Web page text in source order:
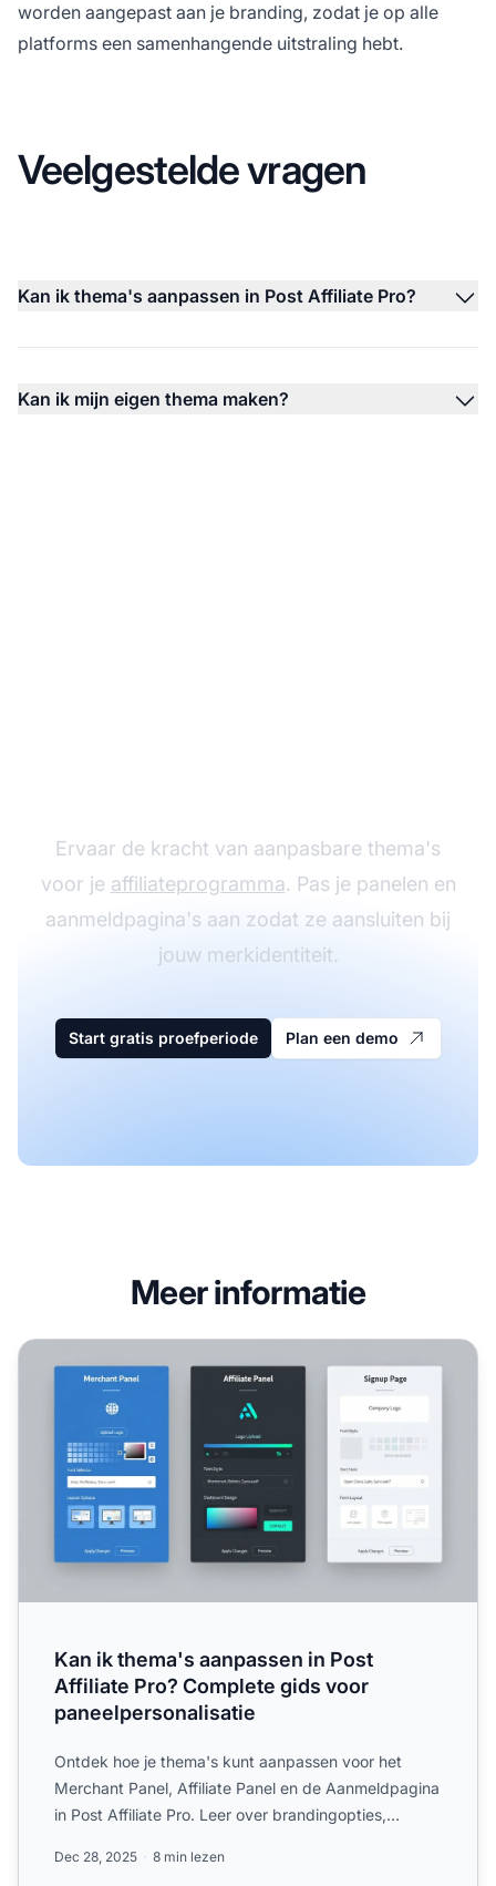
worden aangepast aan je branding, zodat je op alle
platforms een samenhangende uitstraling hebt.
Veelgestelde vragen
Kan ik thema's aanpassen in Post Affiliate Pro?
Kan ik mijn eigen thema maken?
Ervaar de kracht van aanpasbare thema's
voor je affiliateprogramma. Pas je panelen en
aanmeldpagina's aan zodat ze aansluiten bij
jouw merkidentiteit.
Start gratis proefperiode Plan een demo
Meer informatie
Kan ik thema's aanpassen in Post Affiliate Pro?
Kan ik thema's aanpassen in Post
Affiliate Pro? Complete gids voor
paneelpersonalisatie
Ontdek hoe je thema's kunt aanpassen voor het
Merchant Panel, Affiliate Panel en de Aanmeldpagina
in Post Affiliate Pro. Leer over brandingopties,
Dec 28, 2025 8 min lezen